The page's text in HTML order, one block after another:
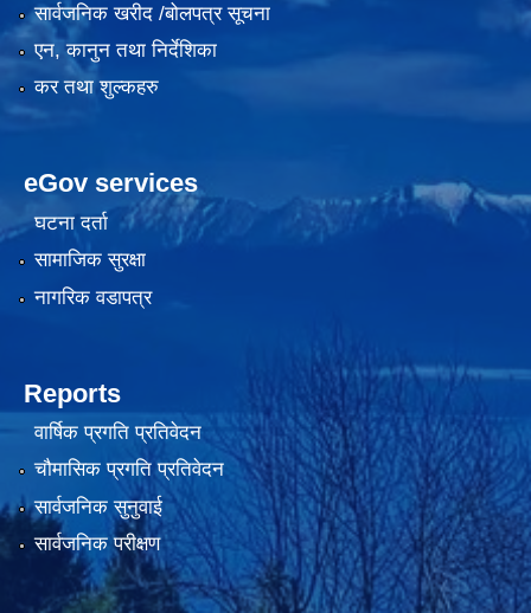
सार्वजनिक खरीद /बोलपत्र सूचना
एन, कानुन तथा निर्देशिका
कर तथा शुल्कहरु
eGov services
घटना दर्ता
सामाजिक सुरक्षा
नागरिक वडापत्र
Reports
वार्षिक प्रगति प्रतिवेदन
चौमासिक प्रगति प्रतिवेदन
सार्वजनिक सुनुवाई
सार्वजनिक परीक्षण